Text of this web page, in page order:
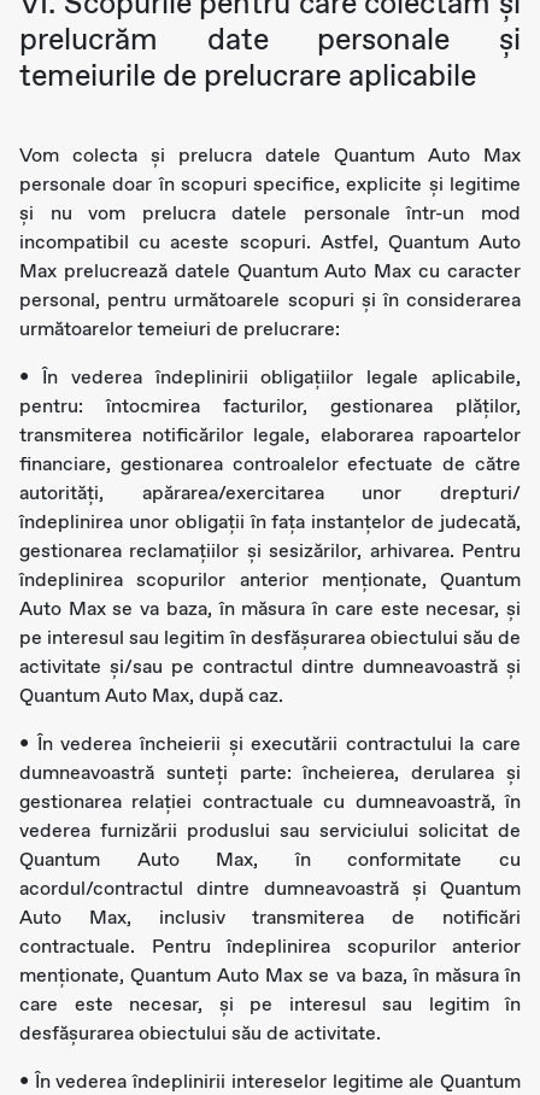
prelucrăm date personale și
temeiurile de prelucrare aplicabile
Vom colecta şi prelucra datele Quantum Auto Max
personale doar în scopuri specifice, explicite și legitime
și nu vom prelucra datele personale într-un mod
incompatibil cu aceste scopuri. Astfel, Quantum Auto
Max prelucrează datele Quantum Auto Max cu caracter
personal, pentru următoarele scopuri și în considerarea
următoarelor temeiuri de prelucrare:
• În vederea îndeplinirii obligațiilor legale aplicabile,
pentru: întocmirea facturilor, gestionarea plăților,
transmiterea notificărilor legale, elaborarea rapoartelor
financiare, gestionarea controalelor efectuate de către
autorități, apărarea/exercitarea unor drepturi/
îndeplinirea unor obligații în fața instanțelor de judecată,
gestionarea reclamațiilor și sesizărilor, arhivarea. Pentru
îndeplinirea scopurilor anterior menționate, Quantum
Auto Max se va baza, în măsura în care este necesar, și
pe interesul sau legitim în desfășurarea obiectului său de
activitate și/sau pe contractul dintre dumneavoastră și
Quantum Auto Max, după caz.
• În vederea încheierii și executării contractului la care
dumneavoastră sunteți parte: încheierea, derularea și
gestionarea relației contractuale cu dumneavoastră, în
vederea furnizării produslui sau serviciului solicitat de
Quantum Auto Max, în conformitate cu
acordul/contractul dintre dumneavoastră și Quantum
Auto Max, inclusiv transmiterea de notificări
contractuale. Pentru îndeplinirea scopurilor anterior
menționate, Quantum Auto Max se va baza, în măsura în
care este necesar, și pe interesul sau legitim în
desfășurarea obiectului său de activitate.
• În vederea îndeplinirii intereselor legitime ale Quantum